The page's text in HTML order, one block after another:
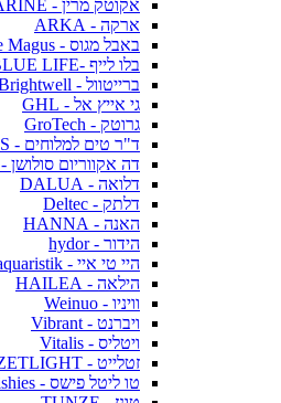
אקוטק מרין - ECOTECH MARINE
ארקה - ARKA
באבל מגוס - Bubble Magus
בלו לייף -BLUE LIFE
ברייטוול - Brightwell
גי אייץ אל - GHL
גרוטק - GroTech
ד"ר טים למלוחים - DR. TIM'S
דה אקווריום סולושן - The Aquarium Solution
דלואה - DALUA
דלתק - Deltec
האנה - HANNA
הידור - hydor
היי טי איי - ATI aquaristik
הילאה - HAILEA
וויניו - Weinuo
ויברנט - Vibrant
ויטליס - Vitalis
זטלייט - ZETLIGHT
טו ליטל פישס - Two Little Fishies